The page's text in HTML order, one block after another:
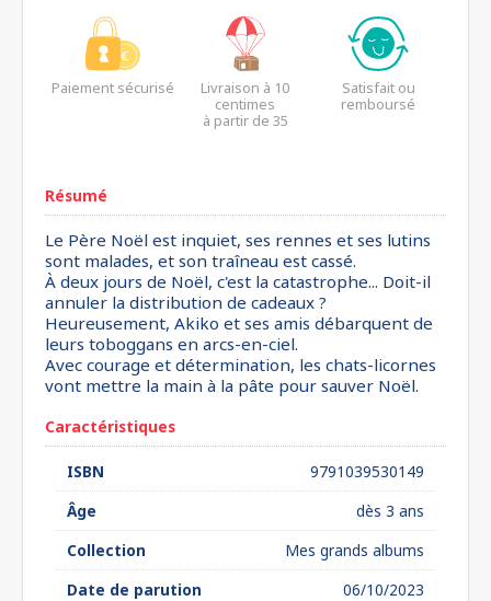
Paiement sécurisé
Livraison à 10
centimes
à partir de 35
Satisfait ou
remboursé
Résumé
Le Père Noël est inquiet, ses rennes et ses lutins
sont malades, et son traîneau est cassé.
À deux jours de Noël, c'est la catastrophe... Doit-il
annuler la distribution de cadeaux ?
Heureusement, Akiko et ses amis débarquent de
leurs toboggans en arcs-en-ciel.
Avec courage et détermination, les chats-licornes
vont mettre la main à la pâte pour sauver Noël.
Caractéristiques
ISBN
9791039530149
Âge
dès 3 ans
Collection
Mes grands albums
Date de parution
06/10/2023